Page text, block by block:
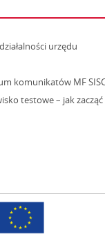
urzędu
komunikatów MF
testowe – jak zacząć